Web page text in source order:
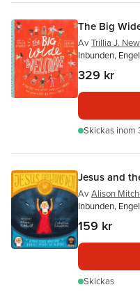
The Big
Av Trillia J.
Inbunden,
329 kr
Skickas inom
Jesus and
Av Alison
Inbunden,
159 kr
Skickas